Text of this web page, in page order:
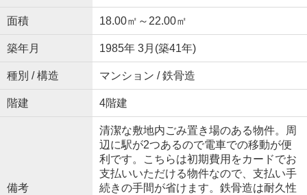
面積 18.00㎡～22.00㎡
築年月 1985年 3月(築41年)
種別 / 構造 マンション / 鉄骨造
階建 4階建
備考
清潔な敷地内ごみ置き場のある物件。周
辺に駅が2つあるので電車での移動が便
利です。こちらは初期費用をカードでお
支払いいただける物件なので、支払い手
続きの手間が省けます。鉄骨造は耐久性